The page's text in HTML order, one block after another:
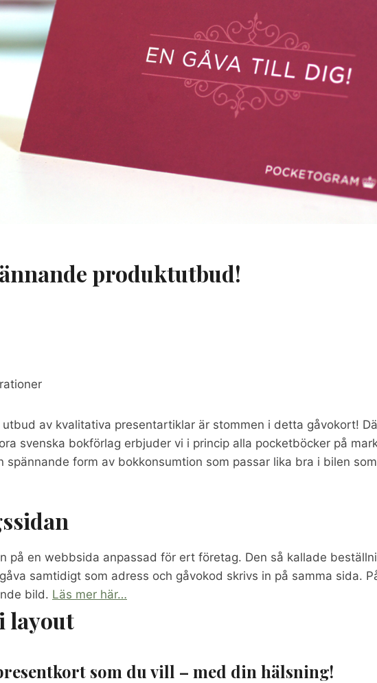
produktutbud!
av kvalitativa presentartiklar är stommen i detta gåvokort!
svenska bokförlag erbjuder vi i princip alla pocketböcker på
spännande form av bokkonsumtion som passar lika bra i bilen
på en webbsida anpassad för ert företag. Den så kallade
samtidigt som adress och gåvokod skrivs in på samma sida.
bild. Läs mer här…
layout
som du vill – med din hälsning!